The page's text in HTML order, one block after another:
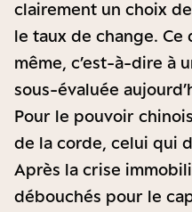
clairement un choix
le taux de change.
même, c’est-à-dire à
sous-évaluée
Pour le pouvoir
de la corde, celui qui
Après la crise
débouchés pour le